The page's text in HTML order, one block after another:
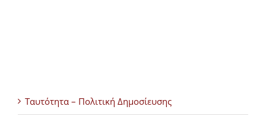
Ταυτότητα – Πολιτική Δημοσίευσης